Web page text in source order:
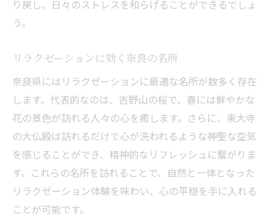
り戻し、日々のストレスを和らげることができるでしょ
う。
リラクゼーションに効く奈良の名所
奈良県にはリラクゼーションに最適な名所が数多く存在
します。代表的なのは、吉野山の桜で、春には鮮やかな
花の景色が訪れる人々の心を癒します。さらに、東大寺
の大仏殿は訪れるだけで心が洗われるような神聖な空気
を感じることができ、精神的なリフレッシュに繋がりま
す。これらの名所を訪れることで、自然と一体となった
リラクゼーション体験を味わい、心の平穏を手に入れる
ことが可能です。